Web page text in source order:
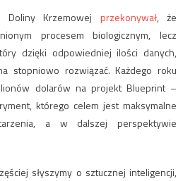
Krzemowej przekonywał, że
procesem biologicznym, lecz
dzięki odpowiedniej ilości danych,
stopniowo rozwiązać. Każdego roku
dolarów na projekt Blueprint –
którego celem jest maksymalne
a w dalszej perspektywie
słyszymy o sztucznej inteligencji,